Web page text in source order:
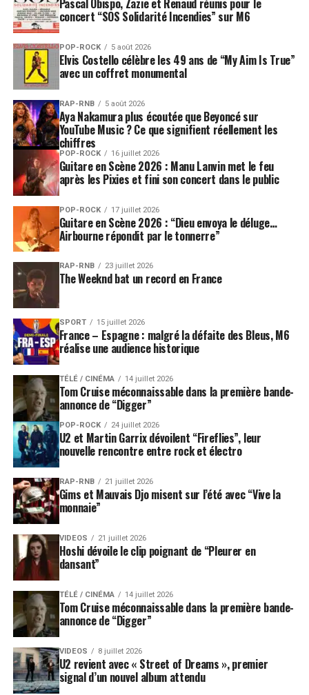
concert “SOS Solidarité Incendies” sur M6
POP-ROCK 5 août 2026
Elvis Costello célèbre les 49 ans de “My Aim Is True”
avec un coffret monumental
RAP-RNB 5 août 2026
Aya Nakamura plus écoutée que Beyoncé sur
YouTube Music ? Ce que signifient réellement les
chiffres
POP-ROCK 16 juillet 2026
Guitare en Scène 2026 : Manu Lanvin met le feu
après les Pixies et fini son concert dans le public
POP-ROCK 17 juillet 2026
Guitare en Scène 2026 : “Dieu envoya le déluge…
Airbourne répondit par le tonnerre”
RAP-RNB 23 juillet 2026
The Weeknd bat un record en France
SPORT 15 juillet 2026
France – Espagne : malgré la défaite des Bleus, M6
réalise une audience historique
TÉLÉ / CINÉMA 14 juillet 2026
Tom Cruise méconnaissable dans la première bande-
annonce de “Digger”
POP-ROCK 24 juillet 2026
U2 et Martin Garrix dévoilent “Fireflies”, leur
nouvelle rencontre entre rock et électro
RAP-RNB 21 juillet 2026
Gims et Mauvais Djo misent sur l’été avec “Vive la
monnaie”
VIDEOS 21 juillet 2026
Hoshi dévoile le clip poignant de “Pleurer en
dansant”
TÉLÉ / CINÉMA 14 juillet 2026
Tom Cruise méconnaissable dans la première bande-
annonce de “Digger”
VIDEOS 8 juillet 2026
U2 revient avec « Street of Dreams », premier
signal d’un nouvel album attendu